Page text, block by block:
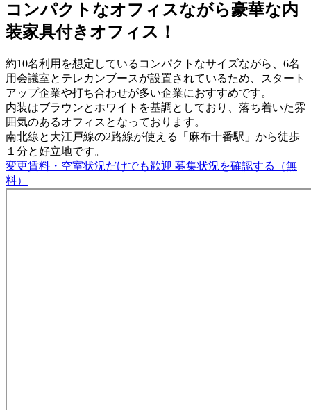
コンパクトなオフィスながら豪華な内
装家具付きオフィス！
約10名利用を想定しているコンパクトなサイズながら、6名
用会議室とテレカンブースが設置されているため、スタート
アップ企業や打ち合わせが多い企業におすすめです。
内装はブラウンとホワイトを基調としており、落ち着いた雰
囲気のあるオフィスとなっております。
南北線と大江戸線の2路線が使える「麻布十番駅」から徒歩
１分と好立地です。
変更賃料・空室状況だけでも歓迎 募集状況を確認する（無
料）